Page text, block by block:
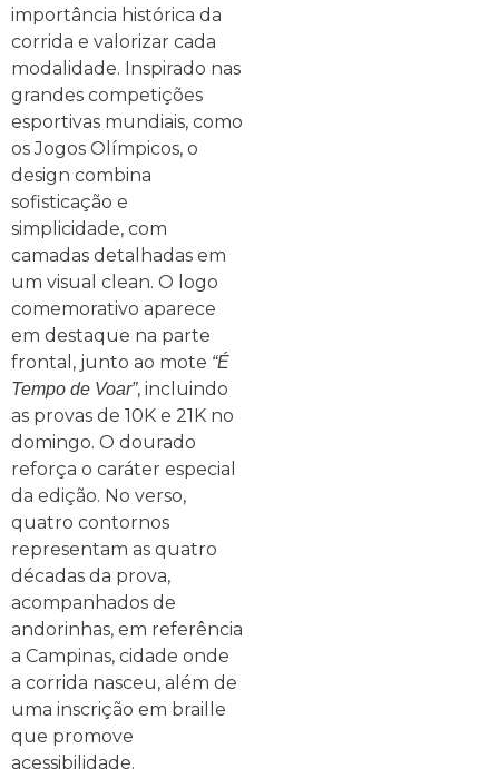
importância histórica da
corrida e valorizar cada
modalidade. Inspirado nas
grandes competições
esportivas mundiais, como
os Jogos Olímpicos, o
design combina
sofisticação e
simplicidade, com
camadas detalhadas em
um visual clean. O logo
comemorativo aparece
em destaque na parte
frontal, junto ao mote “É
Tempo de Voar”, incluindo
as provas de 10K e 21K no
domingo. O dourado
reforça o caráter especial
da edição. No verso,
quatro contornos
representam as quatro
décadas da prova,
acompanhados de
andorinhas, em referência
a Campinas, cidade onde
a corrida nasceu, além de
uma inscrição em braille
que promove
acessibilidade.